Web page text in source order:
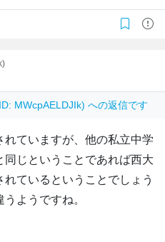
MWcpAELDJIk) への返信です
ていますが、他の私立中学
じということであれば西大
ているということでしょう
ようですね。